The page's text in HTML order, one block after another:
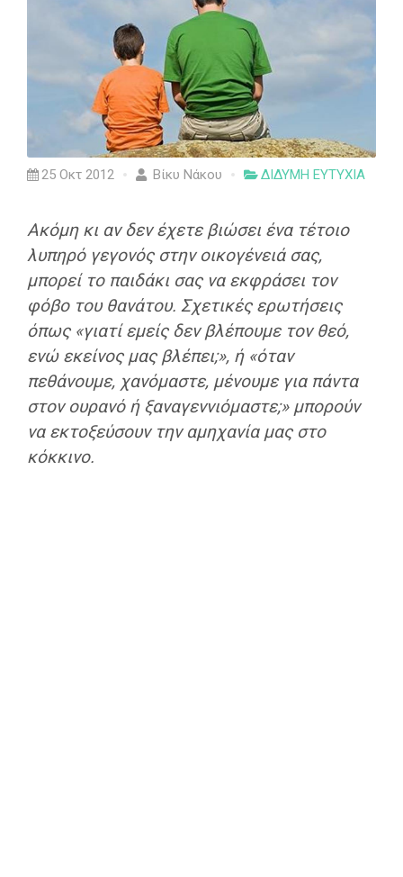
25 Οκτ 2012 Βίκυ Νάκου ΔΙΔΥΜΗ ΕΥΤΥΧΙΑ
Ακόμη κι αν δεν έχετε βιώσει ένα τέτοιο
λυπηρό γεγονός στην οικογένειά σας,
μπορεί το παιδάκι σας να εκφράσει τον
φόβο του θανάτου. Σχετικές ερωτήσεις
όπως «γιατί εμείς δεν βλέπουμε τον θεό,
ενώ εκείνος μας βλέπει;», ή «όταν
πεθάνουμε, χανόμαστε, μένουμε για πάντα
στον ουρανό ή ξαναγεννιόμαστε;» μπορούν
να εκτοξεύσουν την αμηχανία μας στο
κόκκινο.